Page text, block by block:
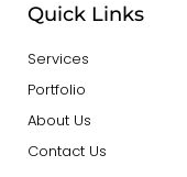
Quick Links
Services
Portfolio
About Us
Contact Us